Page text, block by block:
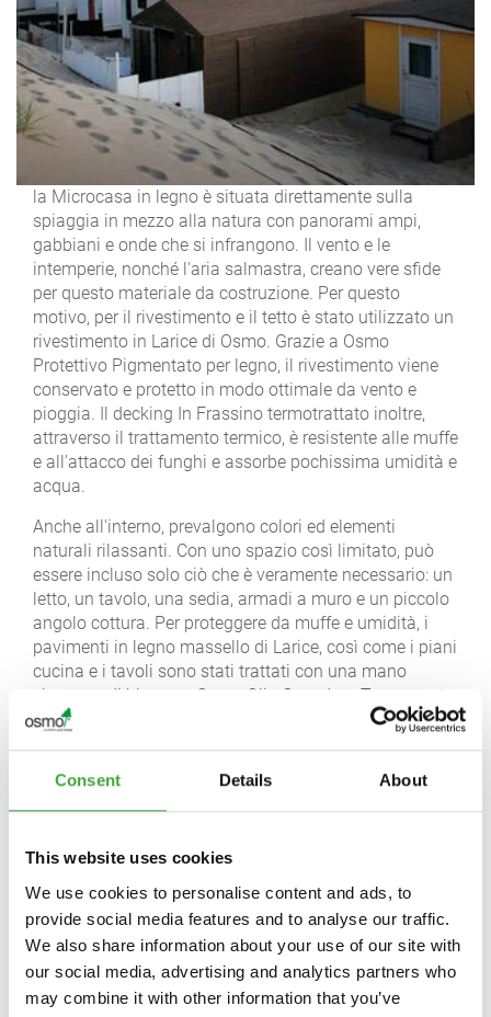
Consent Details About
This website uses cookies
We use cookies to personalise content and ads, to
provide social media features and to analyse our traffic.
We also share information about your use of our site with
our social media, advertising and analytics partners who
may combine it with other information that you’ve
la Microcasa in legno è situata direttamente sulla
spiaggia in mezzo alla natura con panorami ampi,
gabbiani e onde che si infrangono. Il vento e le
intemperie, nonché l'aria salmastra, creano vere sfide
per questo materiale da costruzione. Per questo
motivo, per il rivestimento e il tetto è stato utilizzato un
rivestimento in Larice di Osmo. Grazie a Osmo
Protettivo Pigmentato per legno, il rivestimento viene
conservato e protetto in modo ottimale da vento e
pioggia. Il decking In Frassino termotrattato inoltre,
attraverso il trattamento termico, è resistente alle muffe
e all'attacco dei funghi e assorbe pochissima umidità e
acqua.
Anche all'interno, prevalgono colori ed elementi
naturali rilassanti. Con uno spazio così limitato, può
essere incluso solo ciò che è veramente necessario: un
letto, un tavolo, una sedia, armadi a muro e un piccolo
angolo cottura. Per proteggere da muffe e umidità, i
pavimenti in legno massello di Larice, così come i piani
cucina e i tavoli sono stati trattati con una mano
ciascuno di bianco e Osmo Olio Cera dura Trasparente.
Un grigio tenue della gamma Osmo Colori Country è